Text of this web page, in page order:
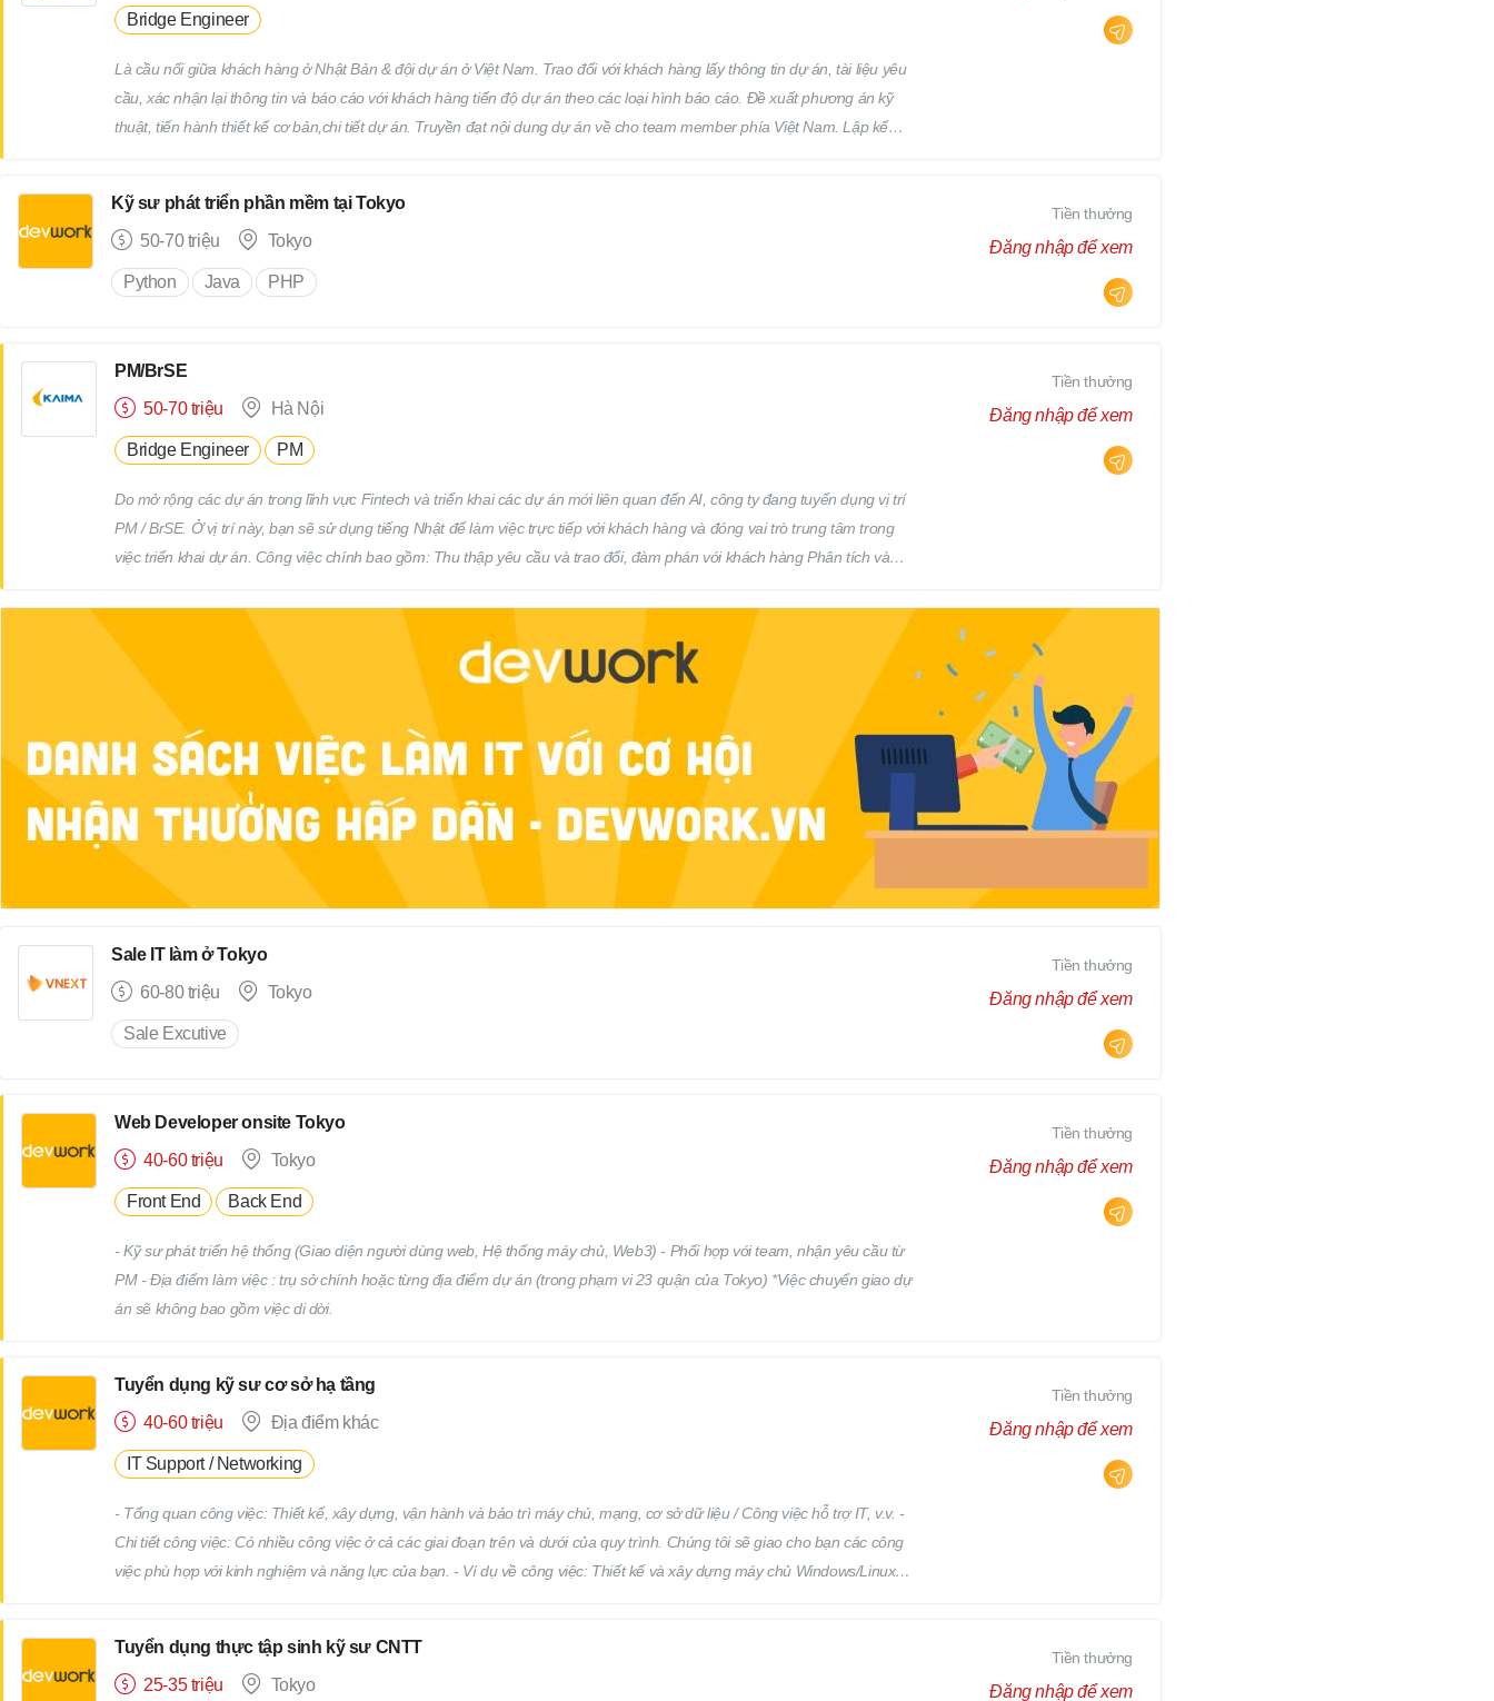
Bridge Engineer
Là cầu nối giữa khách hàng ở Nhật Bản & đội dự án ở Việt Nam. Trao đổi với khách hàng lấy thông tin dự án, tài liệu yêu
cầu, xác nhận lại thông tin và báo cáo với khách hàng tiến độ dự án theo các loại hình báo cáo. Đề xuất phương án kỹ
thuật, tiến hành thiết kế cơ bản,chi tiết dự án. Truyền đạt nội dung dự án về cho team member phía Việt Nam. Lập kế
đề sau khi bàn giao. Các công việc liên quan hết theo sự phân công của cấp trên. Địa điểm làm việc: Osaka, Nhật Bản
Kỹ sư phát triển phần mềm tại Tokyo
50-70 triệu
Tokyo
Python Java PHP
Tiền thưởng
Đăng nhập để xem
PM/BrSE
50-70 triệu
Hà Nội
Bridge Engineer PM
Do mở rộng các dự án trong lĩnh vực Fintech và triển khai các dự án mới liên quan đến AI, công ty đang tuyển dụng vị trí
PM / BrSE. Ở vị trí này, bạn sẽ sử dụng tiếng Nhật để làm việc trực tiếp với khách hàng và đóng vai trò trung tâm trong
việc triển khai dự án. Công việc chính bao gồm: Thu thập yêu cầu và trao đổi, đàm phán với khách hàng Phân tích và
tiến độ dự án Phối hợp và làm việc với team phát triển Quản lý: Chất lượng (Quality) Tiến độ (Progress) Thời hạn
(Deadline)
Tiền thưởng
Đăng nhập để xem
Sale IT làm ở Tokyo
60-80 triệu
Tokyo
Sale Excutive
Tiền thưởng
Đăng nhập để xem
Web Developer onsite Tokyo
40-60 triệu
Tokyo
Front End Back End
- Kỹ sư phát triển hệ thống (Giao diện người dùng web, Hệ thống máy chủ, Web3) - Phối hợp với team, nhận yêu cầu từ
PM - Địa điểm làm việc : trụ sở chính hoặc từng địa điểm dự án (trong phạm vi 23 quận của Tokyo) *Việc chuyển giao dự
án sẽ không bao gồm việc di dời.
Tiền thưởng
Đăng nhập để xem
Tuyển dụng kỹ sư cơ sở hạ tầng
40-60 triệu
Địa điểm khác
IT Support / Networking
- Tổng quan công việc: Thiết kế, xây dựng, vận hành và bảo trì máy chủ, mạng, cơ sở dữ liệu / Công việc hỗ trợ IT, v.v. -
Chi tiết công việc: Có nhiều công việc ở cả các giai đoạn trên và dưới của quy trình. Chúng tôi sẽ giao cho bạn các công
việc phù hợp với kinh nghiệm và năng lực của bạn. - Ví dụ về công việc: Thiết kế và xây dựng máy chủ Windows/Linux
việc này) Tổng hợp dữ liệu bằng Excel, thiết lập máy tính / điện thoại thông minh, hỗ trợ ứng dụng và phần mềm qua bàn
hỗ trợ kỹ thuật, v.v. - Bạn sẽ làm việc tại các công ty khách hàng với tư cách là nhân viên chính thức của công ty chúng tôi
Tiền thưởng
Đăng nhập để xem
Tuyển dụng thực tập sinh kỹ sư CNTT
25-35 triệu
Tokyo
Tiền thưởng
Đăng nhập để xem